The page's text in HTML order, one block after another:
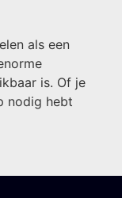
als een
is. Of je
nodig hebt